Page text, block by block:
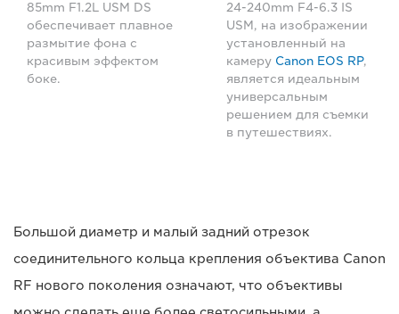
85mm F1.2L USM DS
обеспечивает плавное
размытие фона с
красивым эффектом
боке.
24-240mm F4-6.3 IS
USM, на изображении
установленный на
камеру Canon EOS RP,
является идеальным
универсальным
решением для съемки
в путешествиях.
Большой диаметр и малый задний отрезок
соединительного кольца крепления объектива Canon
RF нового поколения означают, что объективы